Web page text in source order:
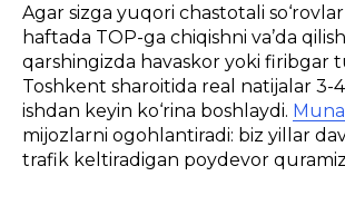
Agar sizga yuqori chastotali so‘rovlar
haftada TOP-ga chiqishni va’da
qarshingizda havaskor yoki firibgar
Toshkent sharoitida real natijalar 3-
ishdan keyin ko‘rina boshlaydi.
mijozlarni ogohlantiradi: biz yillar
trafik keltiradigan poydevor